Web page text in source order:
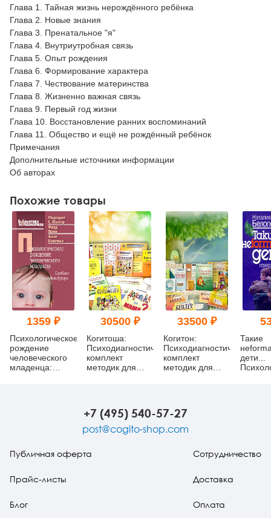
Глава 1. Тайная жизнь нерождённого ребёнка
Глава 2. Новые знания
Глава 3. Пренатальное "я"
Глава 4. Внутриутробная связь
Глава 5. Опыт рождения
Глава 6. Формирование характера
Глава 7. Чествование материнства
Глава 8. Жизненно важная связь
Глава 9. Первый год жизни
Глава 10. Восстановление ранних воспоминаний
Глава 11. Общество и ещё не рождённый ребёнок
Примечания
Дополнительные источники информации
Об авторах
Похожие товары
1359 ₽
Психологическое
рождение
человеческого
младенца:
30500 ₽
Когитоша:
Психодиагностический
комплект
методик для
33500 ₽
Когитон:
Психодиагностический
комплект
методик для
Такие
дети...
+7 (495) 540-57-27
post@cogito-shop.com
Публичная оферта
Прайс-листы
Блог
Сотрудничество
Доставка
Оплата